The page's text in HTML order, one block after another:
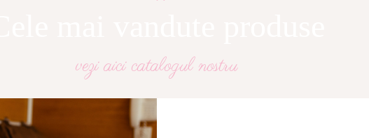
vezi aici catalogul nostru